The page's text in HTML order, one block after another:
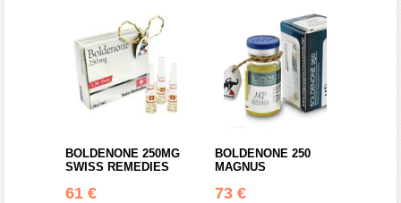
BOLDENONE 250MG
SWISS REMEDIES
61 €
BOLDENONE 250
MAGNUS
73 €